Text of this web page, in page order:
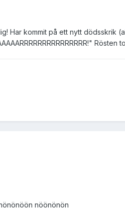
Har kommit på ett nytt dödsskrik
nöönönön